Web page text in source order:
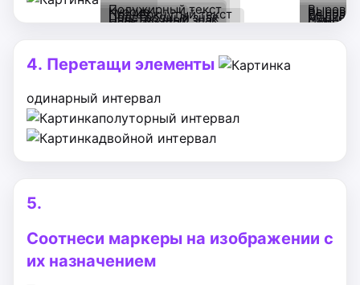
Полужирный текст
Курсив
Подчёркнутый текст
Подстрочный знак
Надстрочный знак
Цвет текста
Отобразить все знаки
4. Перетащи элементы
одинарный интервал
полуторный интервал
двойной интервал
5.
Соотнеси маркеры на изображении с
их назначением